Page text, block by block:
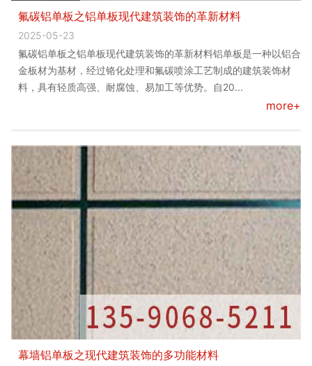
氟碳铝单板之铝单板现代建筑装饰的革新材料
2025-05-23
氟碳铝单板之铝单板现代建筑装饰的革新材料铝单板是一种以铝合
金板材为基材，经过铬化处理和氟碳喷涂工艺制成的建筑装饰材
料，具有轻质高强、耐腐蚀、易加工等优势。自20...
more+
幕墙铝单板之现代建筑装饰的多功能材料